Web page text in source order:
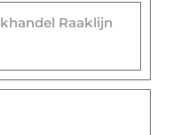
Raaklijn